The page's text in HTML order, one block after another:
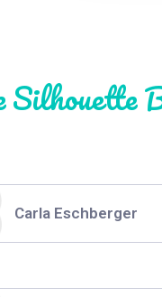
Silhouette
Thiara Ney
Carla Eschberger